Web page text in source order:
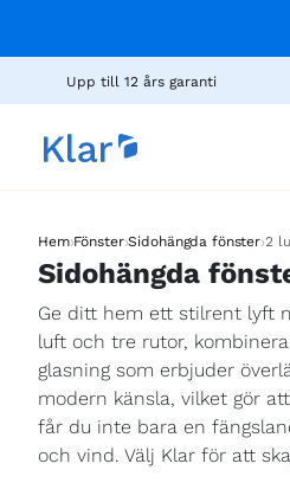
Upp till 12 års garanti
Hem›Fönster›Sidohängda fönster›2
Sidohängda
Ge ditt hem ett stilrent lyft
luft och tre rutor,
glasning som erbjuder
modern känsla, vilket gör
får du inte bara en
och vind. Välj Klar för att